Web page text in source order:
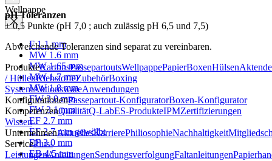
Wellpappe
F 1.1 mm
MW 1.6 mm
MW 1.65 mm
MW 1.7 mm
MW 1.8 mm
FW 3.0 mm
FW 3.1 mm
EF 2.7 mm
EF 2.7 mm gewölbt
EF 3.0 mm
EB 4.5 mm
pH Toleranzen
± 0,5 Punkte (pH 7,0 ; auch zulässig pH 6,5 und 7,5)
Abweichende Toleranzen sind separat zu vereinbaren.
ProdukteKartonsPassepartoutsWellpappePapierBoxenHülsen
/ HüllenKlebstoffeZubehörBoxing
SystemAktionswareAnwendungen
KonfigurationenPassepartout-KonfiguratorBoxen-Konfigurator
KompetenzenQualitätQ-LabES-ProdukteIPMZertifizierungen
Wissen
UnternehmenAktuellesKarrierePhiliosophieNachhaltigkeit
ServicePlus-
LeistungenAnleitungenSendungsverfolgungFaltanleitungen